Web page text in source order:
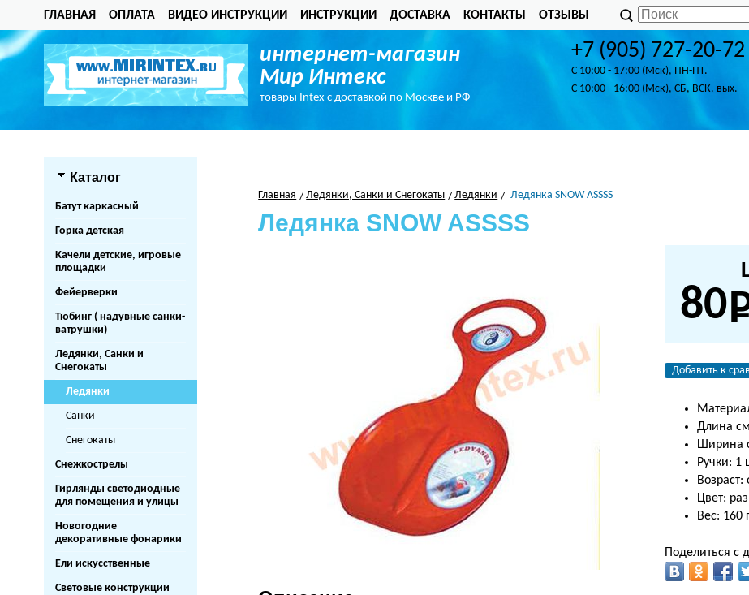
ГЛАВНАЯ ОПЛАТА ВИДЕО ИНСТРУКЦИИ ИНСТРУКЦИИ ДОСТАВКА КОНТАКТЫ ОТЗЫВЫ
интернет-магазин
Мир Интекс
товары Intex с доставкой по Москве и РФ
+7 (905) 727-20-72
C 10:00 - 17:00 (Мск), ПН-ПТ.
C 10:00 - 16:00 (Мск), СБ, ВСК.-вых.
Каталог
Батут каркасный
Горка детская
Качели детские, игровые
площадки
Фейерверки
Тюбинг ( надувные санки-
ватрушки)
Ледянки, Санки и
Снегокаты
Ледянки
Санки
Снегокаты
Снежкострелы
Гирлянды светодиодные
для помещения и улицы
Новогодние
декоративные фонарики
Ели искусственные
Световые конструкции
Главная Ледянки, Санки и Снегокаты Ледянки Ледянка SNOW ASSSS
Ледянка SNOW ASSSS
80
Добавить к
Длина
Ширина
Ручки: 1
Возраст:
Цвет:
Вес: 160
Поделиться с